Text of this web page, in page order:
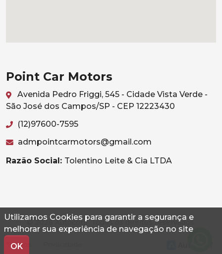
Utilizamos Cookies para garantir a segurança e
melhorar sua experiência de navegação no site
OK
Point Car Motors
Avenida Pedro Friggi, 545 - Cidade Vista Verde -
São José dos Campos/SP - CEP 12223430
(12)97600-7595
admpointcarmotors@gmail.com
Razão Social: Tolentino Leite & Cia LTDA
© 2026 Autoconf. Todos os direitos reservados.
Termos